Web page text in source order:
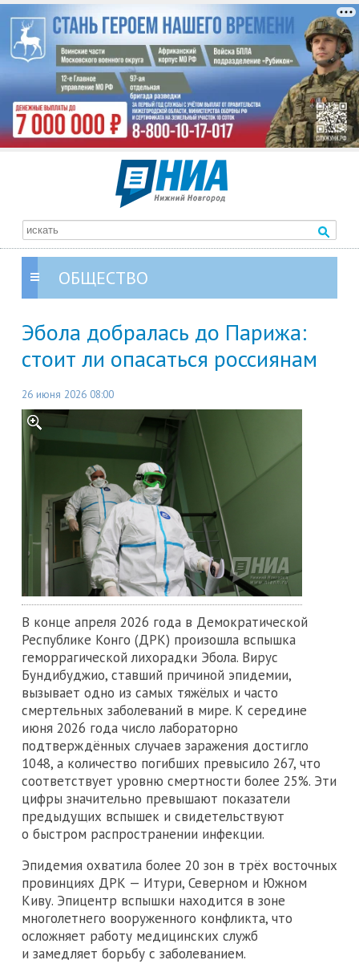
ОБЩЕСТВО
Эбола добралась до Парижа:
стоит ли опасаться россиянам
26 июня 2026 08:00
В конце апреля 2026 года в Демократической
Республике Конго (ДРК) произошла вспышка
геморрагической лихорадки Эбола. Вирус
Бундибуджио, ставший причиной эпидемии,
вызывает одно из самых тяжёлых и часто
смертельных заболеваний в мире. К середине
июня 2026 года число лабораторно
подтверждённых случаев заражения достигло
1048, а количество погибших превысило 267, что
соответствует уровню смертности более 25%. Эти
цифры значительно превышают показатели
предыдущих вспышек и свидетельствуют
о быстром распространении инфекции.
Эпидемия охватила более 20 зон в трёх восточных
провинциях ДРК — Итури, Северном и Южном
Киву. Эпицентр вспышки находится в зоне
многолетнего вооруженного конфликта, что
осложняет работу медицинских служб
и замедляет борьбу с заболеванием.